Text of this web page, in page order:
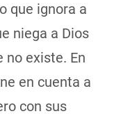
que ignora a
niega a Dios
no existe. En
en cuenta a
con sus